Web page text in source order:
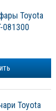
Toyota
081300
Toyota